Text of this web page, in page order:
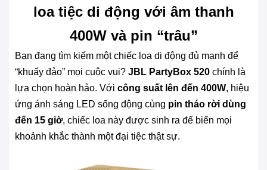
loa tiệc di động với âm thanh
400W và pin “trâu”
Bạn đang tìm kiếm một chiếc loa di động đủ mạnh để
“khuấy đảo” mọi cuộc vui? JBL PartyBox 520 chính là
lựa chọn hoàn hảo. Với công suất lên đến 400W, hiệu
ứng ánh sáng LED sống động cùng pin tháo rời dùng
đến 15 giờ, chiếc loa này được sinh ra để biến mọi
khoảnh khắc thành một đại tiệc thật sự.